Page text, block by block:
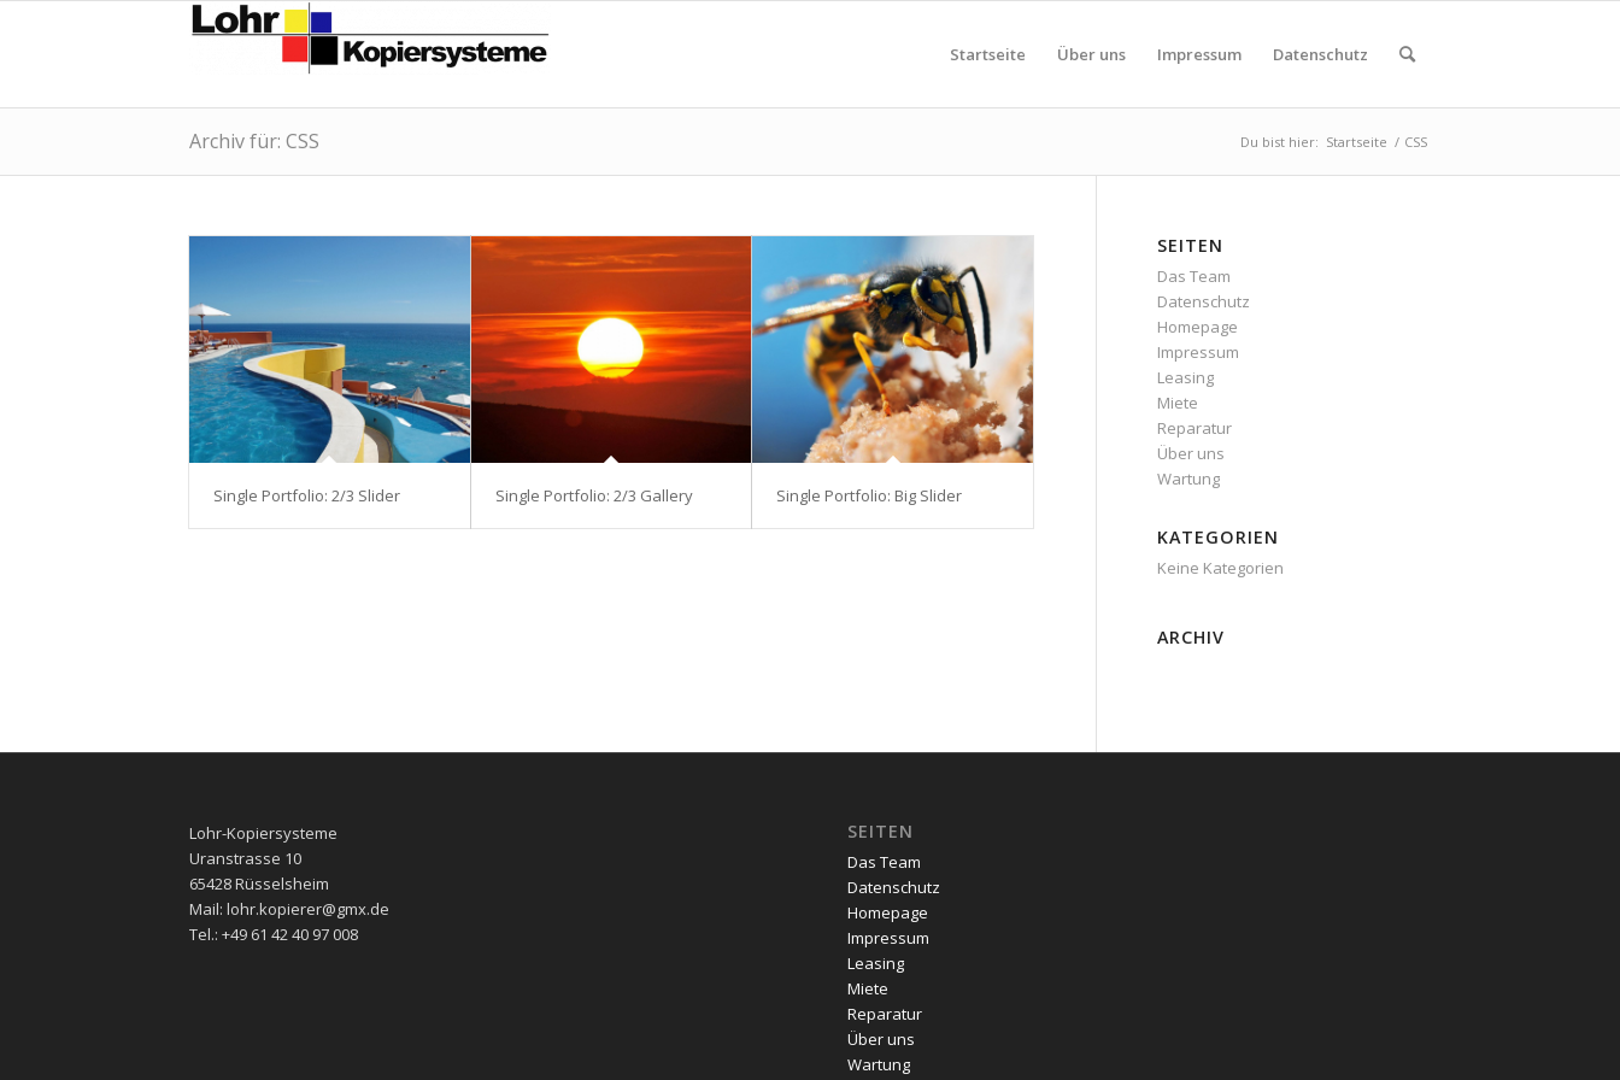
Startseite Über uns Impressum Datenschutz
Archiv für: CSS Du bist hier: Startseite / CSS
Single Portfolio: 2/3 Slider Single Portfolio: 2/3 Gallery Single Portfolio: Big Slider
SEITEN
Das Team
Datenschutz
Homepage
Impressum
Leasing
Miete
Reparatur
Über uns
Wartung
KATEGORIEN
Keine Kategorien
ARCHIV
Lohr-Kopiersysteme
Uranstrasse 10
65428 Rüsselsheim
Mail: lohr.kopierer@gmx.de
Tel.: +49 61 42 40 97 008
SEITEN
Das Team
Datenschutz
Homepage
Impressum
Leasing
Miete
Reparatur
Über uns
Wartung